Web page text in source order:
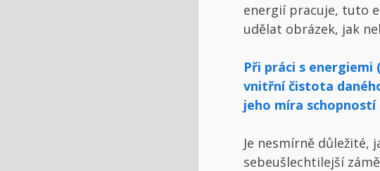
energií pracuje, tuto
udělat obrázek, jak
Při práci s energiemi
vnitřní čistota
jeho míra
Je nesmírně důležité,
sebeušlechtilejší